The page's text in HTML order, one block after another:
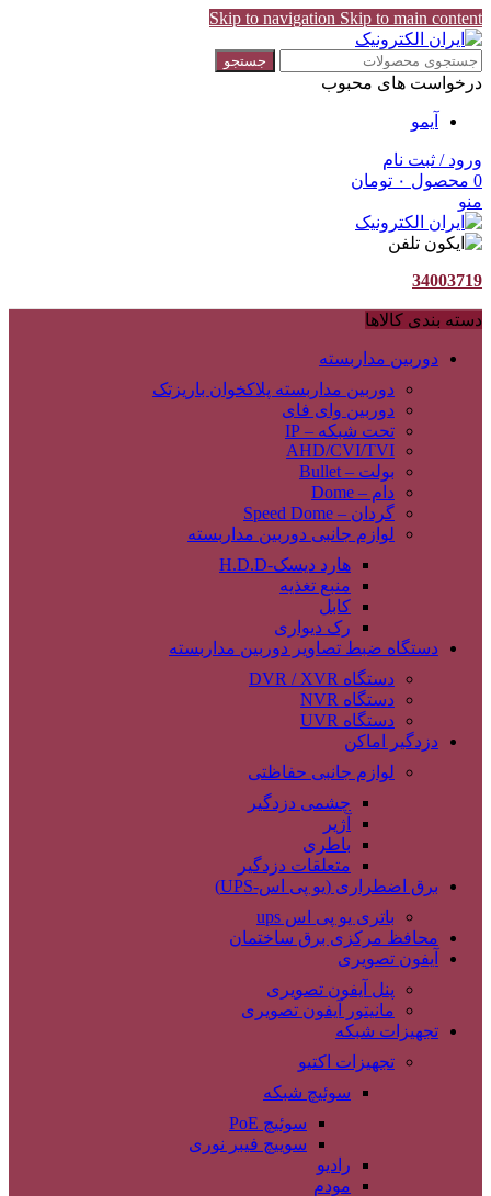
Skip to navigation Skip to main content
جستجو
درخواست های محبوب
آیمو
ورود / ثبت نام
0 محصول ۰ تومان
منو
34003719
دسته بندی کالاها
دوربین مداربسته
دوربین مداربسته پلاکخوان باریزتک
دوربین وای فای
تحت شبکه – IP
AHD/CVI/TVI
بولت – Bullet
دام – Dome
گردان – Speed Dome
لوازم جانبی دوربین مداربسته
هارد دیسک-H.D.D
منبع تغذیه
کابل
رک دیواری
دستگاه ضبط تصاویر دوربین مداربسته
دستگاه DVR / XVR
دستگاه NVR
دستگاه UVR
دزدگیر اماکن
لوازم جانبی حفاظتی
چشمی دزدگیر
آژیر
باطری
متعلقات دزدگیر
برق اضطراری (یو پی اس-UPS)
باتری یو پی اس ups
محافظ مرکزی برق ساختمان
آیفون تصویری
پنل آیفون تصویری
مانیتور آیفون تصویری
تجهیزات شبکه
تجهیزات اکتیو
سوئیچ شبکه
سوئیچ PoE
سوییچ فیبر نوری
رادیو
مودم